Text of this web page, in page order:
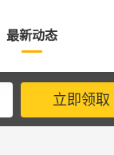
最新动态
立即领取